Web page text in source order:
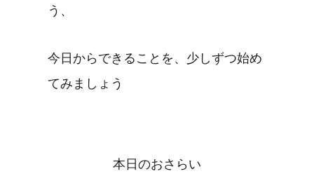
う、
今日からできることを、少しずつ始め
てみましょう
本日のおさらい